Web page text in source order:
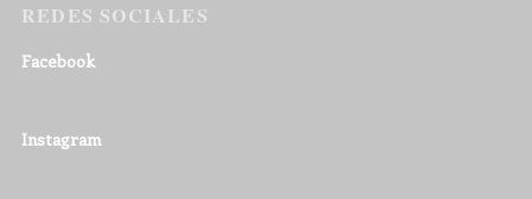
REDES SOCIALES
Facebook
Instagram